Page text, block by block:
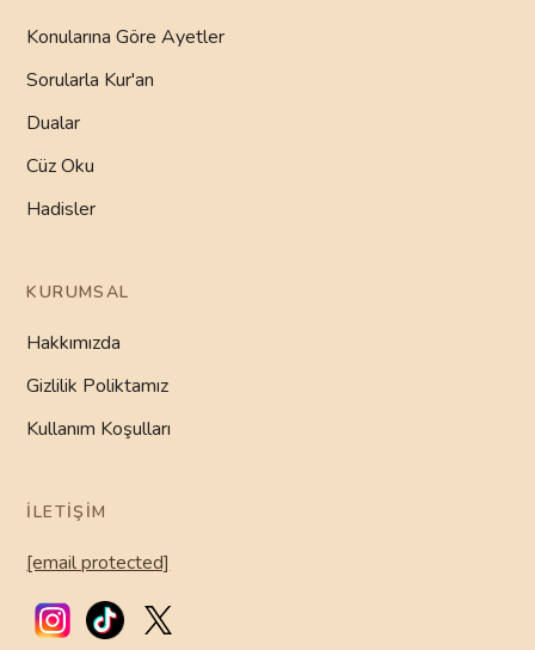
Konularına Göre Ayetler
Sorularla Kur'an
Dualar
Cüz Oku
Hadisler
KURUMSAL
Hakkımızda
Gizlilik Poliktamız
Kullanım Koşulları
İLETIŞIM
[email protected]